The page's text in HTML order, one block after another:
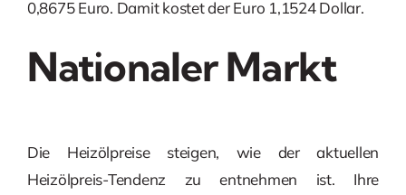
0,8675 Euro. Damit kostet der Euro 1,1524 Dollar.
Nationaler Markt
Die Heizölpreise steigen, wie der aktuellen
Heizölpreis-Tendenz zu entnehmen ist. Ihre